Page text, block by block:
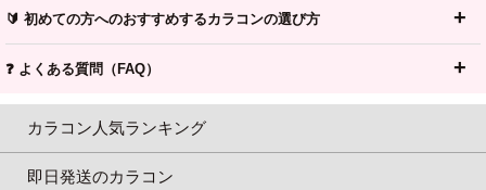
🔰 初めての方へのおすすめするカラコンの選び方
❓ よくある質問（FAQ）
カラコン人気ランキング
即日発送のカラコン